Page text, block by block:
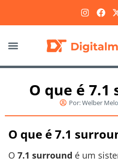
O que é
Por:Welber Melo
O que é 7.1
O 7.1 surround é um